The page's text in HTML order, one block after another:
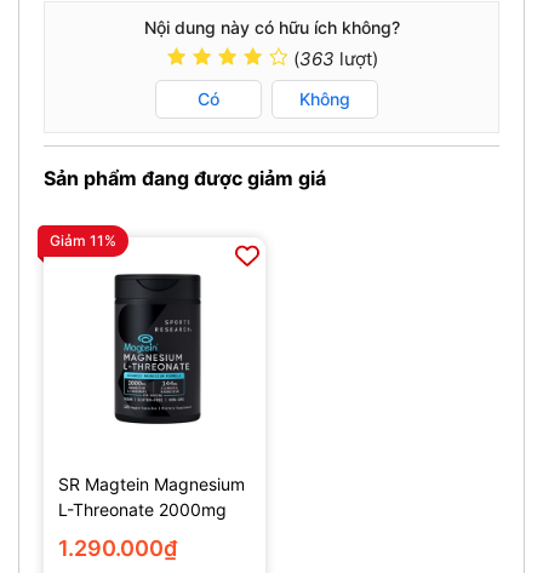
Nội dung này có hữu ích không?
(363 lượt)
Có Không
Sản phẩm đang được giảm giá
Giảm 11%
SR Magtein Magnesium
L-Threonate 2000mg
(135 Viên)
1.290.000₫